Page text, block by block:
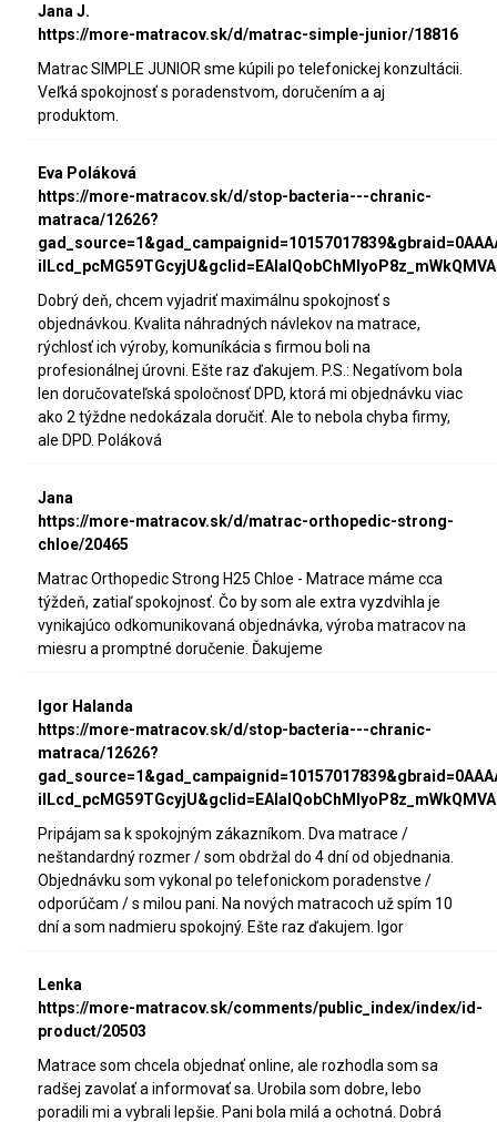
Jana J.
https://more-matracov.sk/d/matrac-simple-junior/18816
Matrac SIMPLE JUNIOR sme kúpili po telefonickej konzultácii.
Veľká spokojnosť s poradenstvom, doručením a aj
produktom.
Eva Poláková
https://more-matracov.sk/d/stop-bacteria---chranic-
matraca/12626?
Dobrý deň, chcem vyjadriť maximálnu spokojnosť s
objednávkou. Kvalita náhradných návlekov na matrace,
rýchlosť ich výroby, komuníkácia s firmou boli na
profesionálnej úrovni. Ešte raz ďakujem. P.S.: Negatívom bola
len doručovateľská spoločnosť DPD, ktorá mi objednávku viac
ako 2 týždne nedokázala doručiť. Ale to nebola chyba firmy,
ale DPD. Poláková
Jana
https://more-matracov.sk/d/matrac-orthopedic-strong-
chloe/20465
Matrac Orthopedic Strong H25 Chloe - Matrace máme cca
týždeň, zatiaľ spokojnosť. Čo by som ale extra vyzdvihla je
vynikajúco odkomunikovaná objednávka, výroba matracov na
miesru a promptné doručenie. Ďakujeme
Igor Halanda
https://more-matracov.sk/d/stop-bacteria---chranic-
matraca/12626?
Pripájam sa k spokojným zákazníkom. Dva matrace /
neštandardný rozmer / som obdržal do 4 dní od objednania.
Objednávku som vykonal po telefonickom poradenstve /
odporúčam / s milou pani. Na nových matracoch už spím 10
dní a som nadmieru spokojný. Ešte raz ďakujem. Igor
Lenka
https://more-matracov.sk/comments/public_index/index/id-
product/20503
Matrace som chcela objednať online, ale rozhodla som sa
radšej zavolať a informovať sa. Urobila som dobre, lebo
poradili mi a vybrali lepšie. Pani bola milá a ochotná. Dobrá